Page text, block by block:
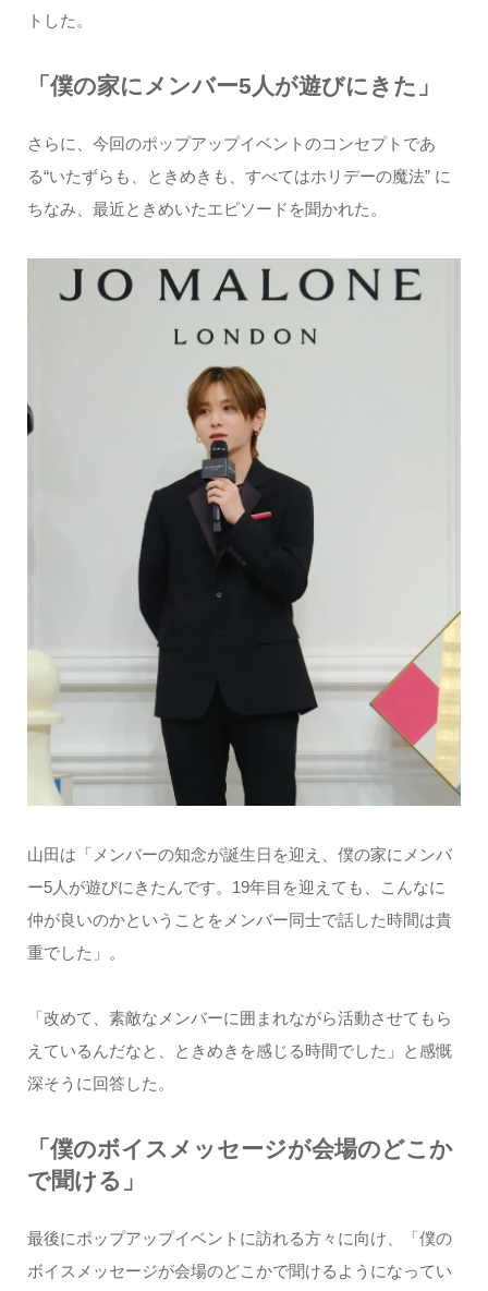
トした。
「僕の家にメンバー5人が遊びにきた」
さらに、今回のポップアップイベントのコンセプトであ
る“いたずらも、ときめきも、すべてはホリデーの魔法” に
ちなみ、最近ときめいたエピソードを聞かれた。
山田は「メンバーの知念が誕生日を迎え、僕の家にメンバ
ー5人が遊びにきたんです。19年目を迎えても、こんなに
仲が良いのかということをメンバー同士で話した時間は貴
重でした」。
「改めて、素敵なメンバーに囲まれながら活動させてもら
えているんだなと、ときめきを感じる時間でした」と感慨
深そうに回答した。
「僕のボイスメッセージが会場のどこか
で聞ける」
最後にポップアップイベントに訪れる方々に向け、「僕の
ボイスメッセージが会場のどこかで聞けるようになってい